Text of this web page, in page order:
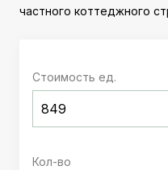
частного коттеджного
Стоимость ед.
Кол-во